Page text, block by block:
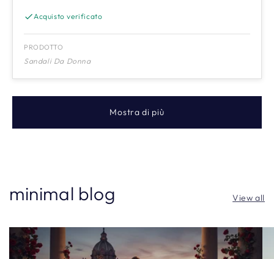
Acquisto verificato
PRODOTTO
Sandali Da Donna
Mostra di più
minimal blog View all